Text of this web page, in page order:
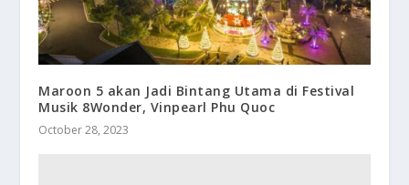
Maroon 5 akan Jadi Bintang Utama di Festival
Musik 8Wonder, Vinpearl Phu Quoc
October 28, 2023